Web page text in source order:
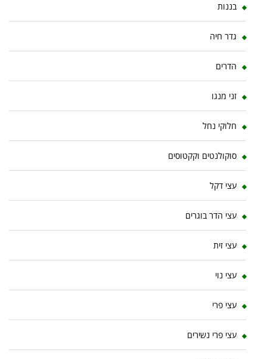
בננות
גדר חיה
הדרים
זני מנגו
חלוקי נחל
סוקולנטים וקקטוסים
עצי דקל
עצי הדר בוגרים
עצי זית
עצי נוי
עצי פרי
עצי פרי נשירים